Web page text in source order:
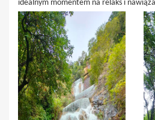
idealnym momentem na relaks i